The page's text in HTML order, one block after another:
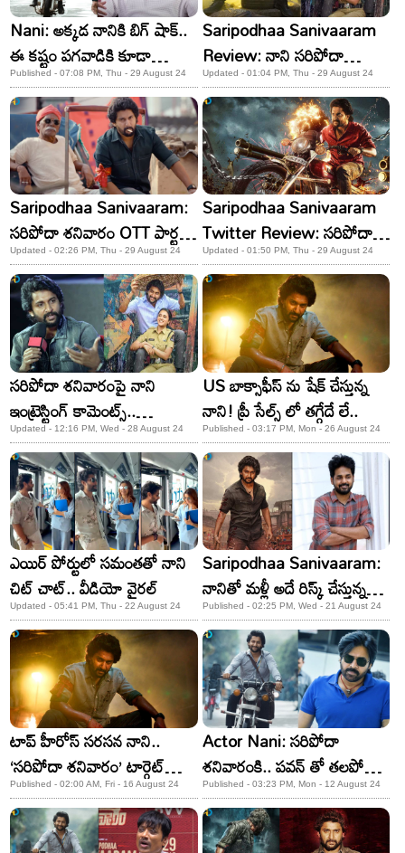
Nani: అక్కడ నానికి బిగ్ షాక్..
ఈ కష్టం పగవాడికి కూడా
రాకూడదు!
Published - 07:08 PM, Thu - 29 August 24
Saripodhaa Sanivaaram
Review: నాని సరిపోదా
శనివారం మూవీ రివ్యూ.. సినిమా
ఎలా ఉందంటే..!
Updated - 01:04 PM, Thu - 29 August 24
Saripodhaa Sanivaaram:
సరిపోదా శనివారం OTT పార్టనర్
లాక్‌.. స్ట్రీమింగ్‌ ఎక్కడంటే..!
Updated - 02:26 PM, Thu - 29 August 24
Saripodhaa Sanivaaram
Twitter Review: సరిపోదా
శనివారం ట్విట్టర్ రివ్యూ!
ఊరమాస్ కు మించి నాని
యాక్టింగ్..
Updated - 01:50 PM, Thu - 29 August 24
సరిపోదా శనివారంపై నాని
ఇంట్రెస్టింగ్ కామెంట్స్..
అంచనాలు అమాంతం
పెంచేశాడు!
Updated - 12:16 PM, Wed - 28 August 24
US బాక్సాఫీస్ ను షేక్ చేస్తున్న
నాని! ప్రీ సేల్స్ లో తగ్గేదే లే..
Published - 03:17 PM, Mon - 26 August 24
ఎయిర్ పోర్టులో సమంతతో నాని
చిట్ చాట్.. వీడియో వైరల్
Updated - 05:41 PM, Thu - 22 August 24
Saripodhaa Sanivaaram:
నానితో మళ్లీ అదే రిస్క్ చేస్తున్న
వివేక్ ఆత్రేయ! కానీ ఈసారి
డిఫరెంట్..
Published - 02:25 PM, Wed - 21 August 24
టాప్ హీరోస్ సరసన నాని..
‘సరిపోదా శనివారం’ టార్గెట్​
పెద్దగానే ఉంది!
Published - 02:00 AM, Fri - 16 August 24
Actor Nani: సరిపోదా
శనివారంకి.. పవన్ తో తలపోటు!
నాని ఇరుక్కుపోయాడు!
Published - 03:23 PM, Mon - 12 August 24